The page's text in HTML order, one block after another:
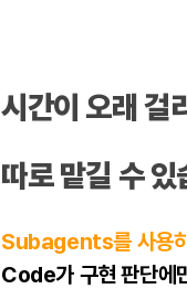
시간이 오래 걸
따로 맡길 수 있
Subagents를 사용
Code가 구현 판단에